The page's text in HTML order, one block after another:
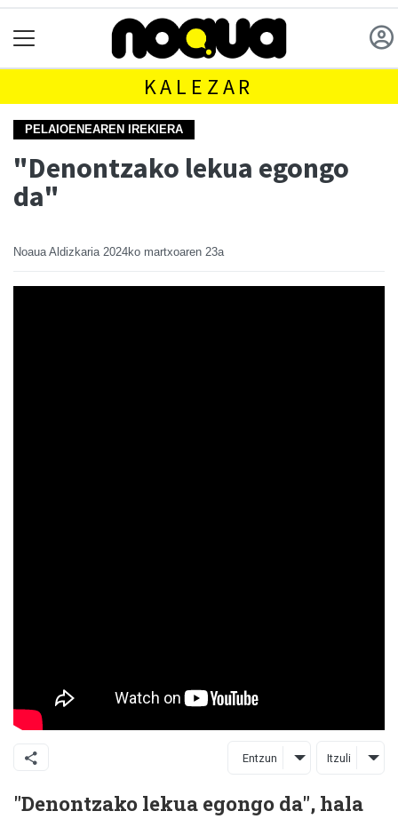
KALEZAR
PELAIOENEAREN IREKIERA
"Denontzako lekua egongo
da"
Noaua Aldizkaria 2024ko martxoaren 23a
Entzun Itzuli
"Denontzako lekua egongo da", hala